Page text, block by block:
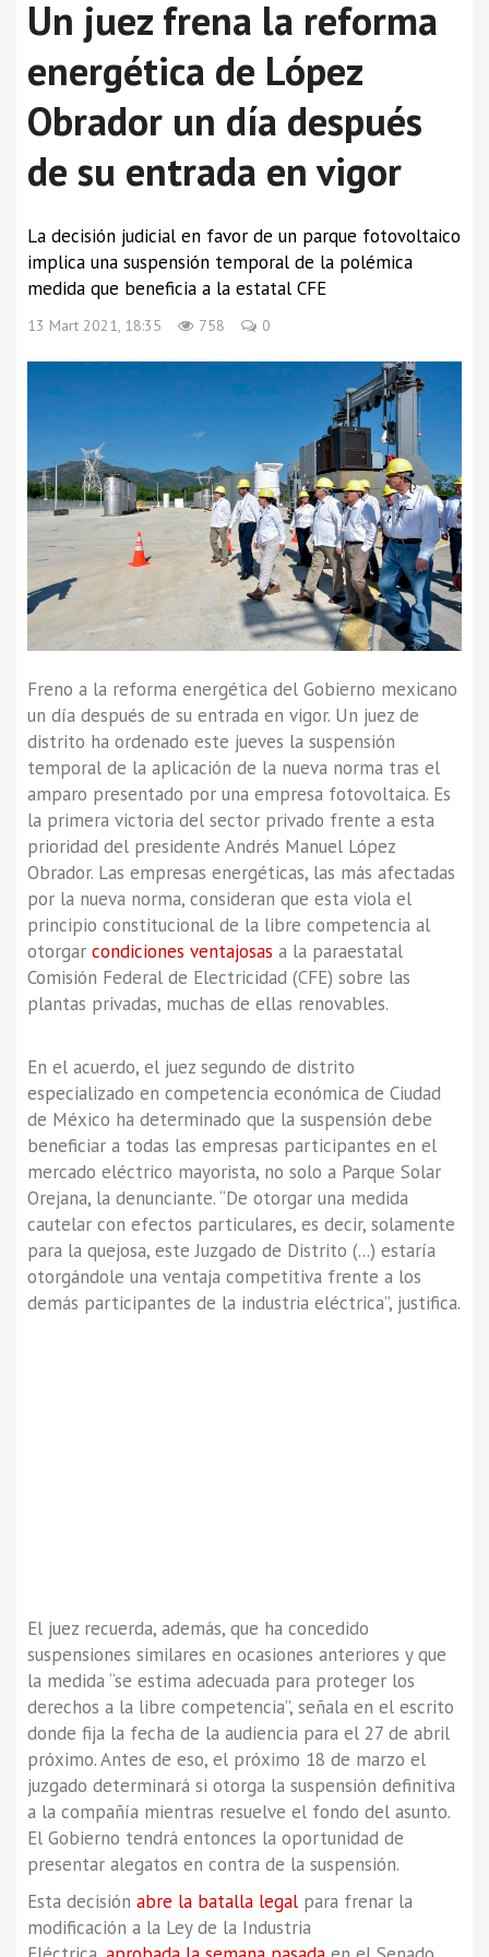
Un juez frena la reforma
energética de López
Obrador un día después
de su entrada en vigor
La decisión judicial en favor de un parque fotovoltaico
implica una suspensión temporal de la polémica
medida que beneficia a la estatal CFE
13 Mart 2021, 18:35 758 0
Freno a la reforma energética del Gobierno mexicano
un día después de su entrada en vigor. Un juez de
distrito ha ordenado este jueves la suspensión
temporal de la aplicación de la nueva norma tras el
amparo presentado por una empresa fotovoltaica. Es
la primera victoria del sector privado frente a esta
prioridad del presidente Andrés Manuel López
Obrador. Las empresas energéticas, las más afectadas
por la nueva norma, consideran que esta viola el
principio constitucional de la libre competencia al
otorgar condiciones ventajosas a la paraestatal
Comisión Federal de Electricidad (CFE) sobre las
plantas privadas, muchas de ellas renovables.
En el acuerdo, el juez segundo de distrito
especializado en competencia económica de Ciudad
de México ha determinado que la suspensión debe
beneficiar a todas las empresas participantes en el
mercado eléctrico mayorista, no solo a Parque Solar
Orejana, la denunciante. “De otorgar una medida
cautelar con efectos particulares, es decir, solamente
para la quejosa, este Juzgado de Distrito (...) estaría
otorgándole una ventaja competitiva frente a los
demás participantes de la industria eléctrica”, justifica.
El juez recuerda, además, que ha concedido
suspensiones similares en ocasiones anteriores y que
la medida “se estima adecuada para proteger los
derechos a la libre competencia”, señala en el escrito
donde fija la fecha de la audiencia para el 27 de abril
próximo. Antes de eso, el próximo 18 de marzo el
juzgado determinará si otorga la suspensión definitiva
a la compañía mientras resuelve el fondo del asunto.
El Gobierno tendrá entonces la oportunidad de
presentar alegatos en contra de la suspensión.
Esta decisión abre la batalla legal para frenar la
modificación a la Ley de la Industria